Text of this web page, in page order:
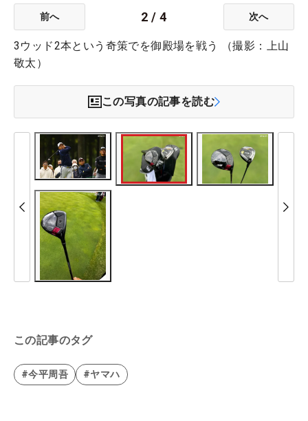
前へ 2 /4 次へ
3ウッド2本という奇策でを御殿場を戦う （撮影：上山
敬太）
この写真の記事を読む
この記事のタグ
#今平周吾 #ヤマハ